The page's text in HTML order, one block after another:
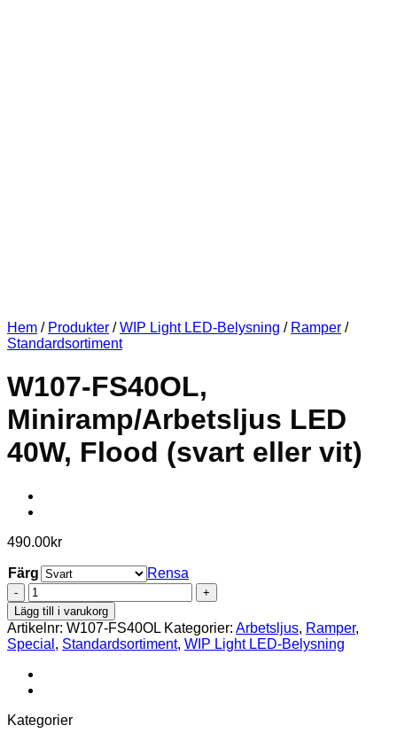
Hem / Produkter / WIP Light LED-Belysning / Ramper /
Standardsortiment
W107-FS40OL,
Miniramp/Arbetsljus LED
40W, Flood (svart eller vit)
490.00kr
Färg
Rensa
W107-
FS40OL,
Miniramp/Arbetsljus
LED
40W,
Flood
(svart
vit)
Lägg till i varukorg
Artikelnr: W107-FS40OL Kategorier: Arbetsljus, Ramper,
Special , Standardsortiment, WIP Light LED-Belysning
Kategorier